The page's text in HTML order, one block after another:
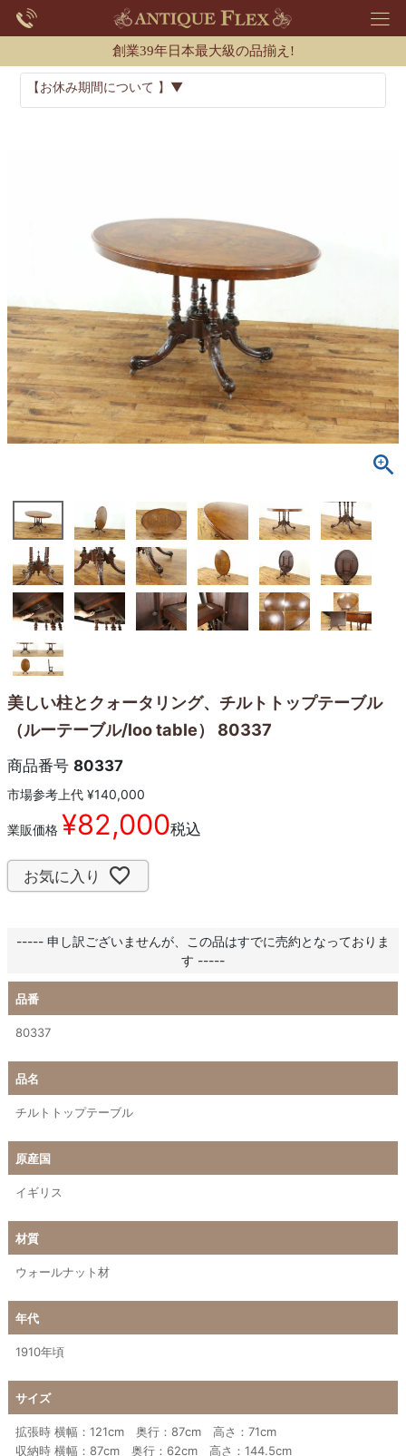
創業39年日本最大級の品揃え!
【お休み期間について 】▼
美しい柱とクォータリング、チルトトップテーブル
（ルーテーブル/loo table） 80337
商品番号 80337
市場参考上代 ¥140,000
業販価格 ¥82,000税込
お気に入り
----- 申し訳ございませんが、この品はすでに売約となっておりま
す -----
品番
80337
品名
チルトトップテーブル
原産国
イギリス
材質
ウォールナット材
年代
1910年頃
サイズ
拡張時 横幅：121cm 奥行：87cm 高さ：71cm
収納時 横幅：87cm 奥行：62cm 高さ：144.5cm